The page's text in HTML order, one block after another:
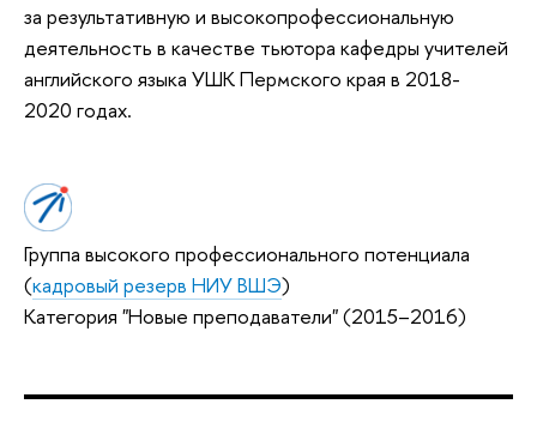
за результативную и высокопрофессиональную
деятельность в качестве тьютора кафедры учителей
английского языка УШК Пермского края в 2018-
2020 годах.
Группа высокого профессионального потенциала
(кадровый резерв НИУ ВШЭ)
Категория "Новые преподаватели" (2015–2016)